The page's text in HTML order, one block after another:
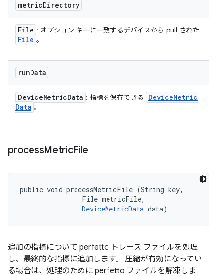
metricDirectory
File : オプション キーに一致するデバイスから pull された
File 。
runData
DeviceMetricData : 指標を保存できる DeviceMetric
Data 。
processMetricFile
public void processMetricFile (String key,
                File metricFile,
DeviceMetricData data)
追加の指標について perfetto トレース ファイルを処理
し、最終的な指標に追加します。 圧縮が有効になってい
る場合は、処理のために perfetto ファイルを解凍しま